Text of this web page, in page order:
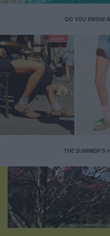
DO YOU KNOW
THE SUMMER’S